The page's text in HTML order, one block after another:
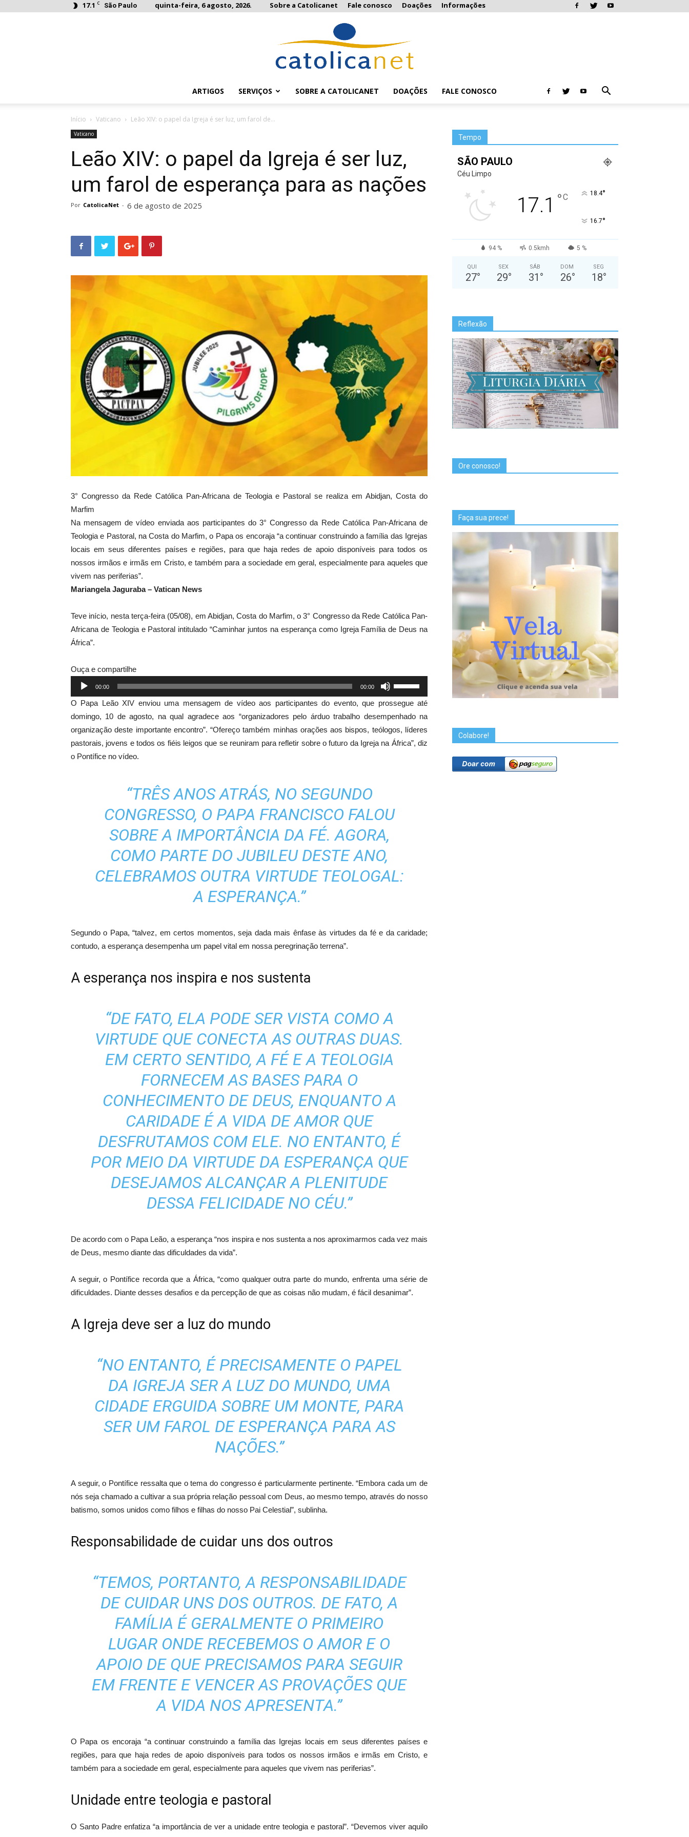
17.1 C São Paulo quinta-feira, 6 agosto, 2026. Sobre a Catolicanet Fale conosco Doações Informações
ARTIGOS SERVIÇOS SOBRE A CATOLICANET DOAÇÕES FALE CONOSCO
Início Vaticano Leão XIV: o papel da Igreja é ser luz, um farol de...
Vaticano
Leão XIV: o papel da Igreja é ser luz,
um farol de esperança para as nações
Por CatolicaNet - 6 de agosto de 2025
3° Congresso da Rede Católica Pan-Africana de Teologia e Pastoral se realiza em Abidjan, Costa do
Marfim
Na mensagem de vídeo enviada aos participantes do 3° Congresso da Rede Católica Pan-Africana de
Teologia e Pastoral, na Costa do Marfim, o Papa os encoraja “a continuar construindo a família das Igrejas
locais em seus diferentes países e regiões, para que haja redes de apoio disponíveis para todos os
nossos irmãos e irmãs em Cristo, e também para a sociedade em geral, especialmente para aqueles que
vivem nas periferias”.
Mariangela Jaguraba – Vatican News
Teve início, nesta terça-feira (05/08), em Abidjan, Costa do Marfim, o 3° Congresso da Rede Católica Pan-
Africana de Teologia e Pastoral intitulado “Caminhar juntos na esperança como Igreja Família de Deus na
África”.
Ouça e compartilhe
Tocador
de
áudio
00:00 00:00
as
setas
para
cima
ou
ou
O Papa Leão XIV enviou uma mensagem de vídeo aos participantes do evento, que prossegue até
domingo, 10 de agosto, na qual agradece aos “organizadores pelo árduo trabalho desempenhado na
organização deste importante encontro”. “Ofereço também minhas orações aos bispos, teólogos, líderes
pastorais, jovens e todos os fiéis leigos que se reuniram para refletir sobre o futuro da Igreja na África”, diz
o Pontífice no vídeo.
“TRÊS ANOS ATRÁS, NO SEGUNDO
CONGRESSO, O PAPA FRANCISCO FALOU
SOBRE A IMPORTÂNCIA DA FÉ. AGORA,
COMO PARTE DO JUBILEU DESTE ANO,
CELEBRAMOS OUTRA VIRTUDE TEOLOGAL:
A ESPERANÇA.”
Segundo o Papa, “talvez, em certos momentos, seja dada mais ênfase às virtudes da fé e da caridade;
contudo, a esperança desempenha um papel vital em nossa peregrinação terrena”.
A esperança nos inspira e nos sustenta
“DE FATO, ELA PODE SER VISTA COMO A
VIRTUDE QUE CONECTA AS OUTRAS DUAS.
EM CERTO SENTIDO, A FÉ E A TEOLOGIA
FORNECEM AS BASES PARA O
CONHECIMENTO DE DEUS, ENQUANTO A
CARIDADE É A VIDA DE AMOR QUE
DESFRUTAMOS COM ELE. NO ENTANTO, É
POR MEIO DA VIRTUDE DA ESPERANÇA QUE
DESEJAMOS ALCANÇAR A PLENITUDE
DESSA FELICIDADE NO CÉU.”
De acordo com o Papa Leão, a esperança “nos inspira e nos sustenta a nos aproximarmos cada vez mais
de Deus, mesmo diante das dificuldades da vida”.
A seguir, o Pontífice recorda que a África, “como qualquer outra parte do mundo, enfrenta uma série de
dificuldades. Diante desses desafios e da percepção de que as coisas não mudam, é fácil desanimar”.
A Igreja deve ser a luz do mundo
“NO ENTANTO, É PRECISAMENTE O PAPEL
DA IGREJA SER A LUZ DO MUNDO, UMA
CIDADE ERGUIDA SOBRE UM MONTE, PARA
SER UM FAROL DE ESPERANÇA PARA AS
NAÇÕES.”
A seguir, o Pontífice ressalta que o tema do congresso é particularmente pertinente. “Embora cada um de
nós seja chamado a cultivar a sua própria relação pessoal com Deus, ao mesmo tempo, através do nosso
batismo, somos unidos como filhos e filhas do nosso Pai Celestial”, sublinha.
Responsabilidade de cuidar uns dos outros
“TEMOS, PORTANTO, A RESPONSABILIDADE
DE CUIDAR UNS DOS OUTROS. DE FATO, A
FAMÍLIA É GERALMENTE O PRIMEIRO
LUGAR ONDE RECEBEMOS O AMOR E O
APOIO DE QUE PRECISAMOS PARA SEGUIR
EM FRENTE E VENCER AS PROVAÇÕES QUE
A VIDA NOS APRESENTA.”
O Papa os encoraja “a continuar construindo a família das Igrejas locais em seus diferentes países e
regiões, para que haja redes de apoio disponíveis para todos os nossos irmãos e irmãs em Cristo, e
também para a sociedade em geral, especialmente para aqueles que vivem nas periferias”.
Unidade entre teologia e pastoral
O Santo Padre enfatiza “a importância de ver a unidade entre teologia e pastoral”. “Devemos viver aquilo
Tempo
SÃO PAULO
Céu Limpo
17.1 °C 18.4°
16.7°
94 % 0.5kmh 5 %
QUI
27°
SEX
29°
SÁB
31 °
DOM
26°
SEG
18°
Reflexão
Ore conosco!
Faça sua prece!
Colabore!